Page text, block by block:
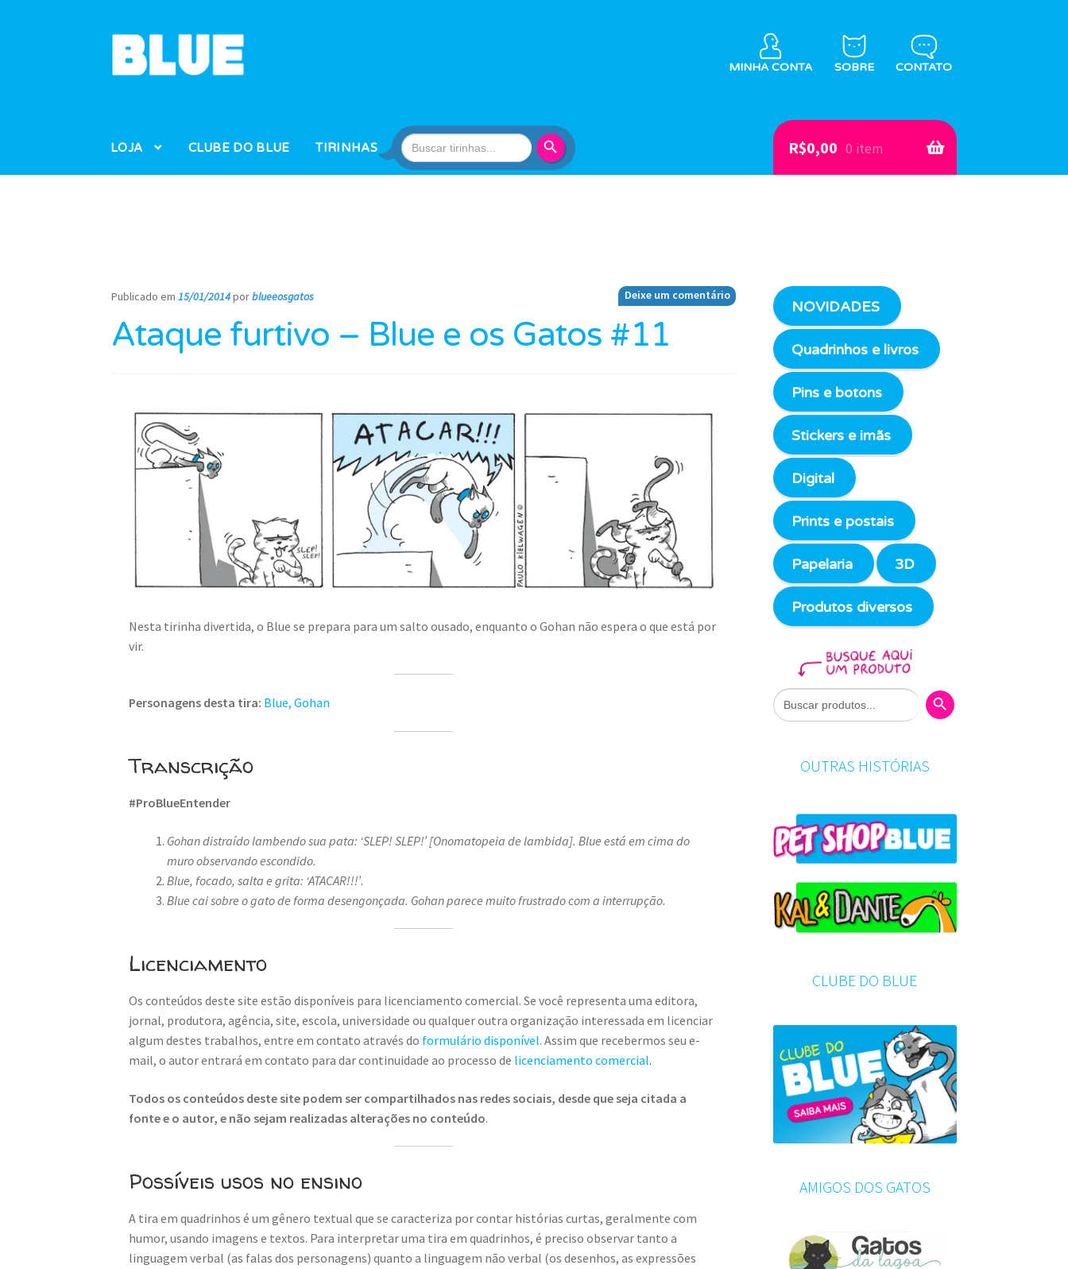
Pular
para
Pular
para
MINHA CONTA SOBRE CONTATO
LOJA CLUBE DO BLUE TIRINHAS
Search
for:
R$0,00 0 item
Publicado em15/01/2014porblueeosgatos Deixe um comentário
Ataque furtivo – Blue e os Gatos #11
Nesta tirinha divertida, o Blue se prepara para um salto ousado, enquanto o Gohan não espera o que está por
vir.
Personagens desta tira: Blue, Gohan
Transcrição
#ProBlueEntender
Gohan distraído lambendo sua pata: ‘SLEP! SLEP!’ [Onomatopeia de lambida]. Blue está em cima do
muro observando escondido.
Blue, focado, salta e grita: ‘ATACAR!!!’.
Blue cai sobre o gato de forma desengonçada. Gohan parece muito frustrado com a interrupção.
Licenciamento
Os conteúdos deste site estão disponíveis para licenciamento comercial. Se você representa uma editora,
jornal, produtora, agência, site, escola, universidade ou qualquer outra organização interessada em licenciar
algum destes trabalhos, entre em contato através do formulário disponível. Assim que recebermos seu e-
mail, o autor entrará em contato para dar continuidade ao processo de licenciamento comercial.
Todos os conteúdos deste site podem ser compartilhados nas redes sociais, desde que seja citada a
fonte e o autor, e não sejam realizadas alterações no conteúdo.
Possíveis usos no ensino
A tira em quadrinhos é um gênero textual que se caracteriza por contar histórias curtas, geralmente com
humor, usando imagens e textos. Para interpretar uma tira em quadrinhos, é preciso observar tanto a
linguagem verbal (as falas dos personagens) quanto a linguagem não verbal (os desenhos, as expressões
NOVIDADES
Quadrinhos e livros
Pins e botons
Stickers e imãs
Digital
Prints e postais
Papelaria 3D
Produtos diversos
Search
for:
Search Button
OUTRAS HISTÓRIAS
CLUBE DO BLUE
AMIGOS DOS GATOS